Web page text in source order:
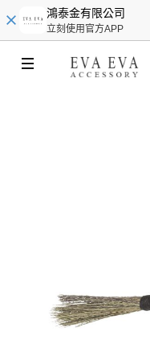
鴻泰金有限公司
立刻使用官方APP